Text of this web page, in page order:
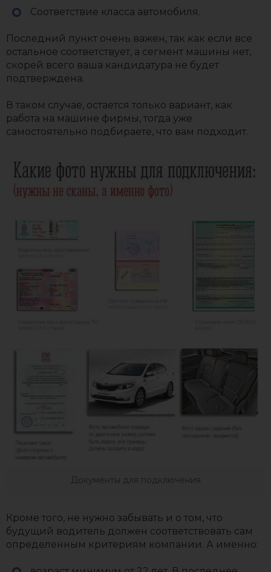
Соответствие класса автомобиля.
Последний пункт очень важен, так как если все
остальное соответствует, а сегмент машины нет,
скорей всего ваша кандидатура не будет
подтверждена.
В таком случае, остается только вариант, как
работа на машине фирмы, тогда уже
самостоятельно подбираете, что вам подходит.
Документы для подключения
Кроме того, не нужно забывать и о том, что
будущий водитель должен соответствовать сам
определенным критериям компании. А именно: